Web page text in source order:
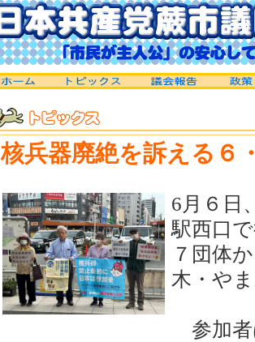
核兵器廃絶を訴える６
6月６日
駅西口
７団体
木・や
参加者